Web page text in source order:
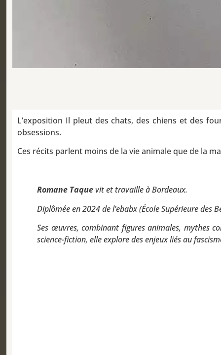
L’exposition Il pleut des chats, des chiens et des
obsessions.
Ces récits parlent moins de la vie animale que de la
Romane Taquevit et travaille à Bordeaux.
Diplômée en 2024 de l’ebabx (École Supérieure
Ses œuvres, combinant figures animales, mythes
science-fiction, elle explore des enjeux liés au